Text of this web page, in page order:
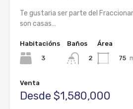
Te gustaria ser parte del
son casas…
Habitacións
3
Baños
2
Área
75
Venta
Desde $1,580,000